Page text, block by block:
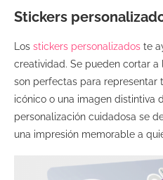
Stickers
Los stickers personalizados te
creatividad. Se pueden cortar
son perfectas para representar
icónico o una imagen distintiva
personalización cuidadosa se
una impresión memorable a